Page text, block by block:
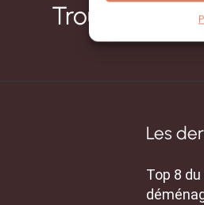
Trouvez
Les
Top 8